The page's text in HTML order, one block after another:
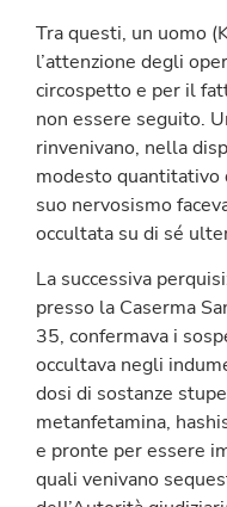
Tra questi, un uomo
l’attenzione degli
circospetto e per il
non essere seguito.
rinvenivano, nella
modesto quantitativo
suo nervosismo
occultata su di sé
La successiva
presso la Caserma
35, confermava i
occultava negli
dosi di sostanze
metanfetamina,
e pronte per essere
quali venivano